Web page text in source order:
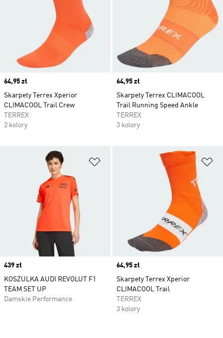
Price
64,95 zł
Skarpety Terrex Xperior
CLIMACOOL Trail Crew
TERREX
2 kolory
Price
64,95 zł
Skarpety Terrex CLIMACOOL
Trail Running Speed Ankle
TERREX
3 kolory
Dodaj do listy życzeń
Price
439 zł
KOSZULKA AUDI REVOLUT F1
TEAM SET UP
Damskie Performance
Price
64,95 zł
Skarpety Terrex Xperior
CLIMACOOL Trail
TERREX
3 kolory